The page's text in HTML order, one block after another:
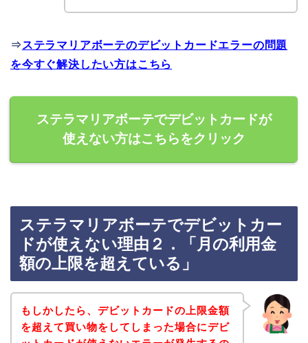
⇒ ステラマリアボーテのデビットカードエラーの問題
を今すぐ解決したい方はこちら
ステラマリアボーテでデビットカードが
使えない方はこちらをクリック
ステラマリアボーテでデビットカー
ドが使えない理由２．「月の利用金
額の上限を超えている」
もしかしたら、デビットカードの上限金額
を超えて買い物をしてしまった場合にデビ